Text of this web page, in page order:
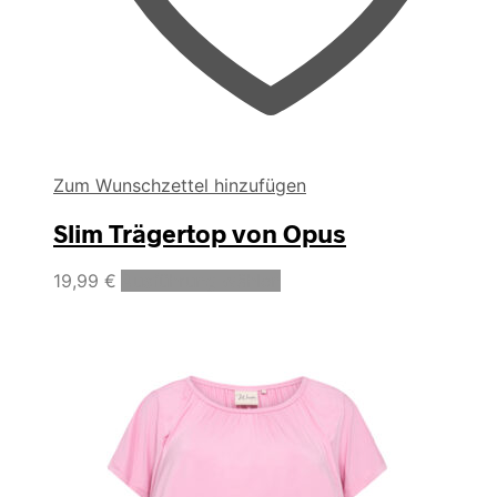
Zum Wunschzettel hinzufügen
Slim Trägertop von Opus
19,99 €
auf.
Die